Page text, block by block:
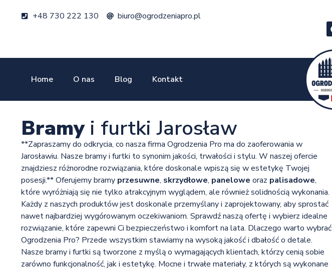
+48 730 222 130 biuro@ogrodzeniapro.pl
Home O nas Blog Kontakt
Bramy i furtki Jarosław
**Zapraszamy do odkrycia, co nasza firma Ogrodzenia Pro ma do zaoferowania w
Jarosławiu. Nasze bramy i furtki to synonim jakości, trwałości i stylu. W naszej ofercie
znajdziesz różnorodne rozwiązania, które doskonale wpiszą się w estetykę Twojej
posesji.** Oferujemy bramy przesuwne, skrzydłowe, panelowe oraz palisadowe,
które wyróżniają się nie tylko atrakcyjnym wyglądem, ale również solidnością wykonania.
Każdy z naszych produktów jest doskonale przemyślany i zaprojektowany, aby sprostać
nawet najbardziej wygórowanym oczekiwaniom. Sprawdź naszą ofertę i wybierz idealne
rozwiązanie, które zapewni Ci bezpieczeństwo i komfort na lata. Dlaczego warto wybrać
Ogrodzenia Pro? Przede wszystkim stawiamy na wysoką jakość i dbałość o detale.
Nasze bramy i furtki są tworzone z myślą o wymagających klientach, którzy cenią sobie
zarówno funkcjonalność, jak i estetykę. Mocne i trwałe materiały, z których są wykonane